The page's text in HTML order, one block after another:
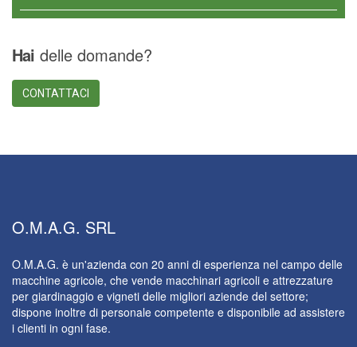
Hai delle domande?
CONTATTACI
O.M.A.G. SRL
O.M.A.G. è un'azienda con 20 anni di esperienza nel campo delle
macchine agricole, che vende macchinari agricoli e attrezzature
per giardinaggio e vigneti delle migliori aziende del settore;
dispone inoltre di personale competente e disponibile ad assistere
i clienti in ogni fase.